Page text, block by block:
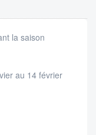
la saison
au 14 février